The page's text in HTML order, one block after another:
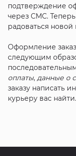
подтверждение
через СМС. Теперь
радоваться новой
Оформление
следующим
оплаты, данные о
заказу написать
курьеру вас